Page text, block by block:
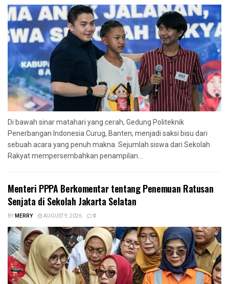
Di bawah sinar matahari yang cerah, Gedung Politeknik
Penerbangan Indonesia Curug, Banten, menjadi saksi bisu dari
sebuah acara yang penuh makna. Sejumlah siswa dari Sekolah
Rakyat mempersembahkan penampilan...
Menteri PPPA Berkomentar tentang Penemuan Ratusan
Senjata di Sekolah Jakarta Selatan
BYMERRY AUGUST 9, 2026 0